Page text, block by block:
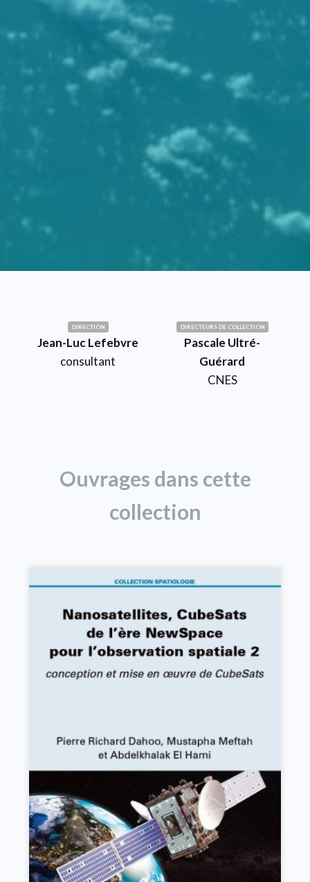
DIRECTION
Jean-Luc Lefebvre
consultant
DIRECTEURS DE COLLECTION
Pascale Ultré-
Guérard
CNES
Ouvrages dans cette
collection
Pierre Richard Dahoo, Mustapha Meftah, Abdelkhalak
VOIR L'OUVRAGE